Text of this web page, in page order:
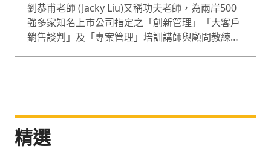
劉恭甫老師 (Jacky Liu)又稱功夫老師，為兩岸500
強多家知名上市公司指定之「創新管理」「大客戶
銷售談判」及「專案管理」培訓講師與顧問教練。
辦人兼執行長，授課專長為創意創新、顧問式業務
精選